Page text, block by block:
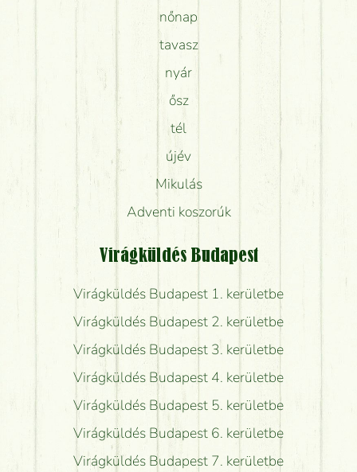
nőnap
tavasz
nyár
ősz
tél
újév
Mikulás
Adventi koszorúk
Virágküldés Budapest
Virágküldés Budapest 1. kerületbe
Virágküldés Budapest 2. kerületbe
Virágküldés Budapest 3. kerületbe
Virágküldés Budapest 4. kerületbe
Virágküldés Budapest 5. kerületbe
Virágküldés Budapest 6. kerületbe
Virágküldés Budapest 7. kerületbe